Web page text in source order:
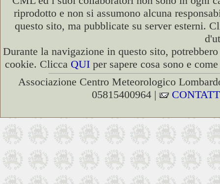
riprodotto e non si assumono alcuna
questo sito, ma pubblicate su server esterni.
Durante la navigazione in questo sito,
cookie. Clicca QUI per sapere cosa sono e
Associazione Centro Meteorologico
05815400964 |